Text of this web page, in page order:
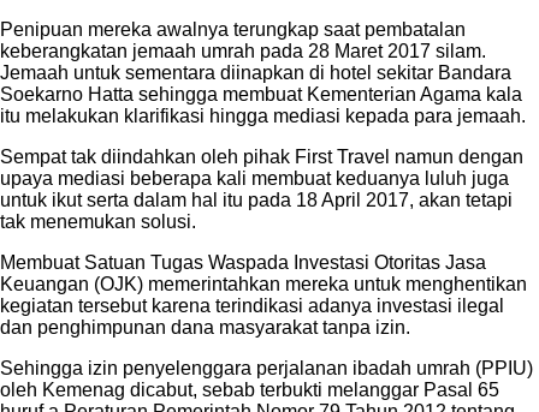
Penipuan mereka awalnya terungkap saat pembatalan
keberangkatan jemaah umrah pada 28 Maret 2017 silam.
Jemaah untuk sementara diinapkan di hotel sekitar Bandara
Soekarno Hatta sehingga membuat Kementerian Agama kala
itu melakukan klarifikasi hingga mediasi kepada para jemaah.
Sempat tak diindahkan oleh pihak First Travel namun dengan
upaya mediasi beberapa kali membuat keduanya luluh juga
untuk ikut serta dalam hal itu pada 18 April 2017, akan tetapi
tak menemukan solusi.
Membuat Satuan Tugas Waspada Investasi Otoritas Jasa
Keuangan (OJK) memerintahkan mereka untuk menghentikan
kegiatan tersebut karena terindikasi adanya investasi ilegal
dan penghimpunan dana masyarakat tanpa izin.
Sehingga izin penyelenggara perjalanan ibadah umrah (PPIU)
oleh Kemenag dicabut, sebab terbukti melanggar Pasal 65